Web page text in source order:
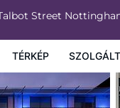
Street
TÉRKÉP